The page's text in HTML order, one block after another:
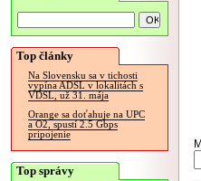
Top články
Na Slovensku sa v tichosti
vypína ADSL v lokalitách s
VDSL, už 31. mája
Orange sa doťahuje na UPC
a O2, spustí 2.5 Gbps
pripojenie
Top správy